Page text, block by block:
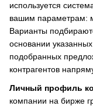
используется
вашим параметрам:
Варианты
основании
подобранных
контрагентов
Личный профиль
компании на бирже